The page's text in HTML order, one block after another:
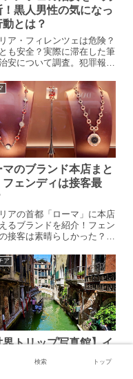
！黒人男性の気になっ
動とは？
ア・フィレンツェは危険？
も安全？実際に滞在した筆
安について調査。犯罪報告
増加傾向。気になった黒人
行動とは？主要観光地は夜
いても大丈夫？観光客向けに
した情報をお届け！
マのブランド本店まと
フェンディは接客最
アの首都「ローマ」に本店
るブランドを紹介！フェン
接客は素晴らしかった？ブ
カシミアの女王」が設立し
ンドがある？！マニアック
ンドも掲載！
ア
界トリップ写真館】イ
ア・ベネチア編：水の
検索 トップ